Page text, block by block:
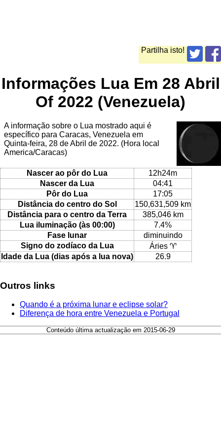
Partilha isto!
Informações Lua Em 28 Abril
Of 2022 (Venezuela)
A informação sobre o Lua mostrado aqui é
específico para Caracas, Venezuela em
Quinta-feira, 28 de Abril de 2022. (Hora local
America/Caracas)
Nascer ao pôr do Lua
12h24m
Nascer da Lua
04:41
Pôr do Lua
17:05
Distância do centro do Sol
150,631,509 km
Distância para o centro da Terra
385,046 km
Lua iluminação (às 00:00)
7.4%
Fase lunar
diminuindo
Signo do zodíaco da Lua
Áries ♈
Idade da Lua (dias após a lua nova)
26.9
Outros links
Quando é a próxima lunar e eclipse solar?
Diferença de hora entre Venezuela e Portugal
Conteúdo última actualização em 2015-06-29